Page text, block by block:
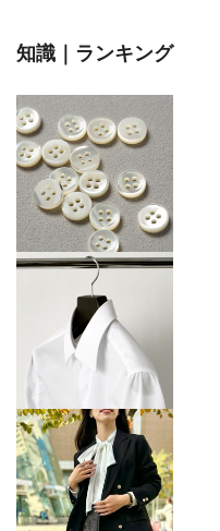
知識｜ランキング